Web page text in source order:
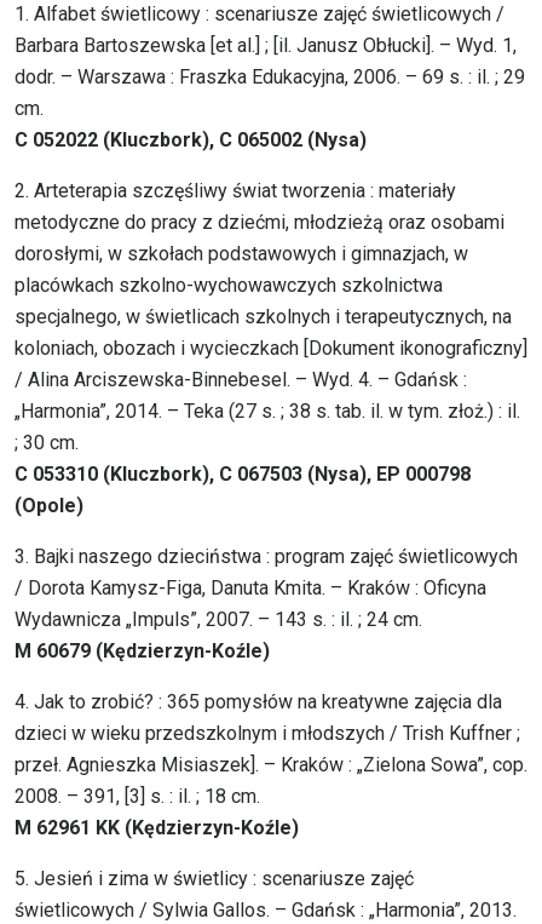
1. Alfabet świetlicowy : scenariusze zajęć świetlicowych /
Barbara Bartoszewska [et al.] ; [il. Janusz Obłucki]. – Wyd. 1,
dodr. – Warszawa : Fraszka Edukacyjna, 2006. – 69 s. : il. ; 29
cm.
C 052022 (Kluczbork), C 065002 (Nysa)
2. Arteterapia szczęśliwy świat tworzenia : materiały
metodyczne do pracy z dziećmi, młodzieżą oraz osobami
dorosłymi, w szkołach podstawowych i gimnazjach, w
placówkach szkolno-wychowawczych szkolnictwa
specjalnego, w świetlicach szkolnych i terapeutycznych, na
koloniach, obozach i wycieczkach [Dokument ikonograficzny]
/ Alina Arciszewska-Binnebesel. – Wyd. 4. – Gdańsk :
„Harmonia”, 2014. – Teka (27 s. ; 38 s. tab. il. w tym. złoż.) : il.
; 30 cm.
C 053310 (Kluczbork), C 067503 (Nysa), EP 000798
(Opole)
3. Bajki naszego dzieciństwa : program zajęć świetlicowych
/ Dorota Kamysz-Figa, Danuta Kmita. – Kraków : Oficyna
Wydawnicza „Impuls”, 2007. – 143 s. : il. ; 24 cm.
M 60679 (Kędzierzyn-Koźle)
4. Jak to zrobić? : 365 pomysłów na kreatywne zajęcia dla
dzieci w wieku przedszkolnym i młodszych / Trish Kuffner ;
przeł. Agnieszka Misiaszek]. – Kraków : „Zielona Sowa”, cop.
2008. – 391, [3] s. : il. ; 18 cm.
M 62961 KK (Kędzierzyn-Koźle)
5. Jesień i zima w świetlicy : scenariusze zajęć
świetlicowych / Sylwia Gallos. – Gdańsk : „Harmonia”, 2013.